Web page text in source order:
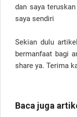
dan saya
saya sendiri
Sekian dulu
bermanfaat bagi
share ya. Terima